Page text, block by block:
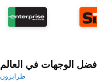
أفضل الوجهات في العالم
طرابزون